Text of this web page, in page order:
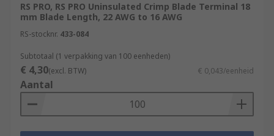
RS PRO, RS PRO Uninsulated Crimp Blade Terminal 18
mm Blade Length, 22 AWG to 16 AWG
RS-stocknr. 433-084
Subtotaal (1 verpakking van 100 eenheden)
€ 4,30(excl. BTW) € 0,043/eenheid
Aantal